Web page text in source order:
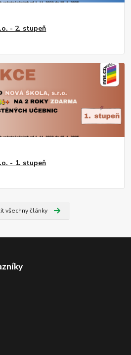
- 2. stupeň
- 1. stupeň
všechny články